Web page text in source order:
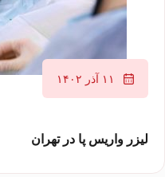
۱۱ آذر ۱۴۰۲
لیزر واریس پا در تهران